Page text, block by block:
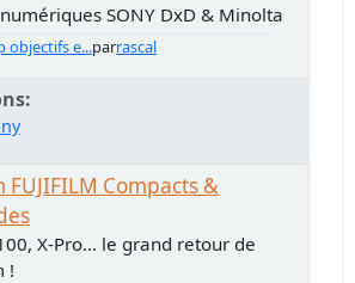
SONY DxD & Minolta
objectifs e...parrascal
FUJIFILM Compacts &
X-Pro... le grand retour de
!